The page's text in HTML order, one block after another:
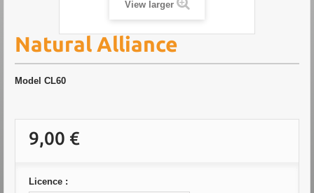
View larger
Natural Alliance
Model CL60
9,00 €
Licence :